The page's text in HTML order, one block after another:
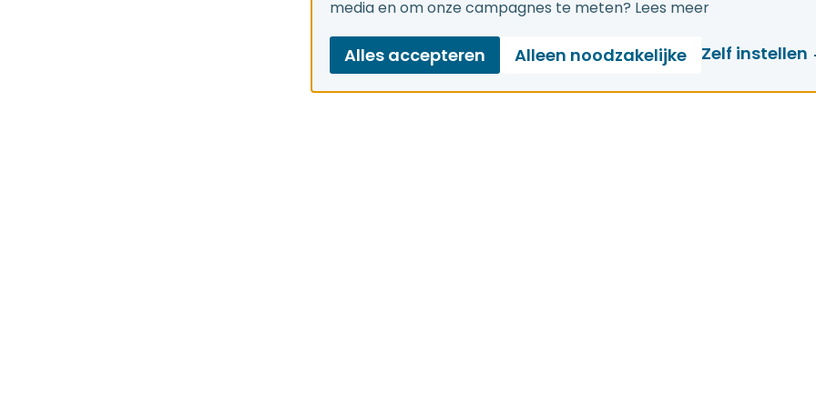
media en om onze campagnes te meten? Lees meer
Alles accepteren Alleen noodzakelijke Zelf instellen